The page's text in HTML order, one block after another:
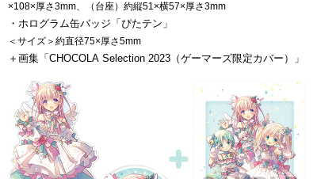
×108×厚さ3mm、（台座）約縦51×横57×厚さ3mm
・ホログラム缶バッジ「ぴたテン」
＜サイズ＞約直径75×厚さ5mm
＋画集「CHOCOLA Selection 2023（ゲーマーズ限定カバー）」